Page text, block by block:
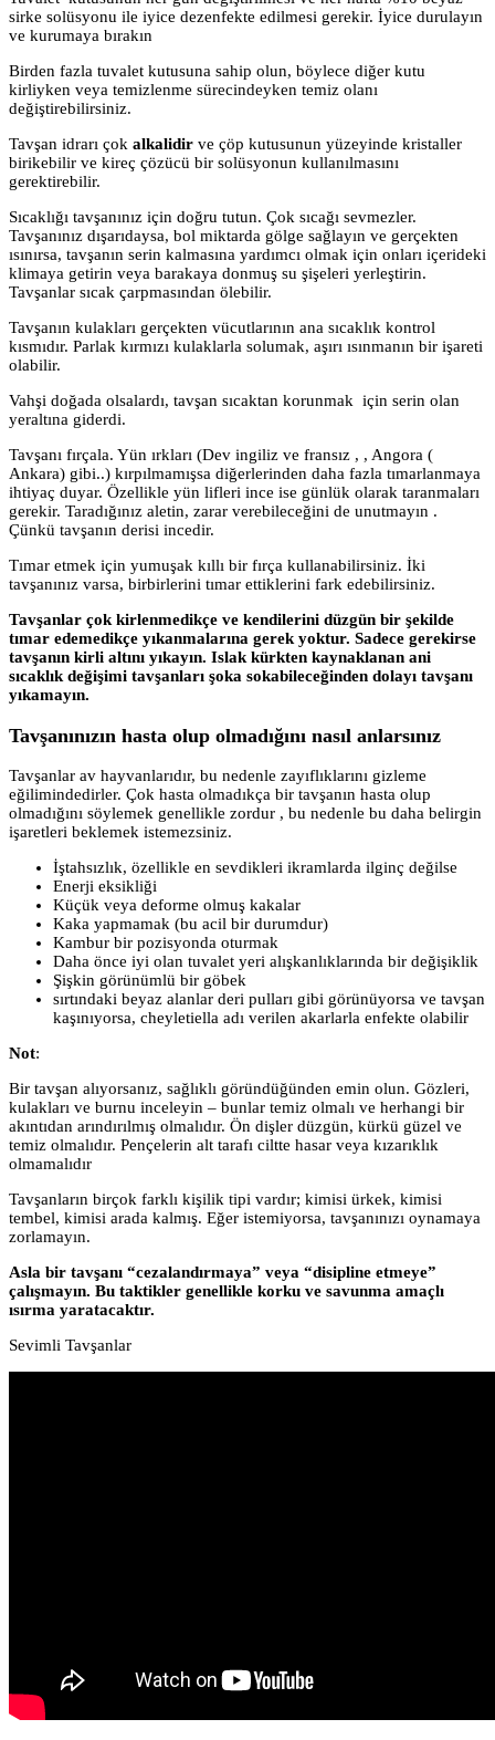
sirke solüsyonu ile iyice dezenfekte edilmesi gerekir. İyice durulayın
ve kurumaya bırakın
Birden fazla tuvalet kutusuna sahip olun, böylece diğer kutu
kirliyken veya temizlenme sürecindeyken temiz olanı
değiştirebilirsiniz.
Tavşan idrarı çok alkalidir ve çöp kutusunun yüzeyinde kristaller
birikebilir ve kireç çözücü bir solüsyonun kullanılmasını
gerektirebilir.
Sıcaklığı tavşanınız için doğru tutun. Çok sıcağı sevmezler.
Tavşanınız dışarıdaysa, bol miktarda gölge sağlayın ve gerçekten
ısınırsa, tavşanın serin kalmasına yardımcı olmak için onları içerideki
klimaya getirin veya barakaya donmuş su şişeleri yerleştirin.
Tavşanlar sıcak çarpmasından ölebilir.
Tavşanın kulakları gerçekten vücutlarının ana sıcaklık kontrol
kısmıdır. Parlak kırmızı kulaklarla solumak, aşırı ısınmanın bir işareti
olabilir.
Vahşi doğada olsalardı, tavşan sıcaktan korunmak için serin olan
yeraltına giderdi.
Tavşanı fırçala. Yün ırkları (Dev ingiliz ve fransız , , Angora (
Ankara) gibi..) kırpılmamışsa diğerlerinden daha fazla tımarlanmaya
ihtiyaç duyar. Özellikle yün lifleri ince ise günlük olarak taranmaları
gerekir. Taradığınız aletin, zarar verebileceğini de unutmayın .
Çünkü tavşanın derisi incedir.
Tımar etmek için yumuşak kıllı bir fırça kullanabilirsiniz. İki
tavşanınız varsa, birbirlerini tımar ettiklerini fark edebilirsiniz.
Tavşanlar çok kirlenmedikçe ve kendilerini düzgün bir şekilde
tımar edemedikçe yıkanmalarına gerek yoktur. Sadece gerekirse
tavşanın kirli altını yıkayın. Islak kürkten kaynaklanan ani
sıcaklık değişimi tavşanları şoka sokabileceğinden dolayı tavşanı
yıkamayın.
Tavşanınızın hasta olup olmadığını nasıl anlarsınız
Tavşanlar av hayvanlarıdır, bu nedenle zayıflıklarını gizleme
eğilimindedirler. Çok hasta olmadıkça bir tavşanın hasta olup
olmadığını söylemek genellikle zordur , bu nedenle bu daha belirgin
işaretleri beklemek istemezsiniz.
İştahsızlık, özellikle en sevdikleri ikramlarda ilginç değilse
Enerji eksikliği
Küçük veya deforme olmuş kakalar
Kaka yapmamak (bu acil bir durumdur)
Kambur bir pozisyonda oturmak
Daha önce iyi olan tuvalet yeri alışkanlıklarında bir değişiklik
Şişkin görünümlü bir göbek
sırtındaki beyaz alanlar deri pulları gibi görünüyorsa ve tavşan
kaşınıyorsa, cheyletiella adı verilen akarlarla enfekte olabilir
Not:
Bir tavşan alıyorsanız, sağlıklı göründüğünden emin olun. Gözleri,
kulakları ve burnu inceleyin – bunlar temiz olmalı ve herhangi bir
akıntıdan arındırılmış olmalıdır. Ön dişler düzgün, kürkü güzel ve
temiz olmalıdır. Pençelerin alt tarafı ciltte hasar veya kızarıklık
olmamalıdır
Tavşanların birçok farklı kişilik tipi vardır; kimisi ürkek, kimisi
tembel, kimisi arada kalmış. Eğer istemiyorsa, tavşanınızı oynamaya
zorlamayın.
Asla bir tavşanı “cezalandırmaya” veya “disipline etmeye”
çalışmayın. Bu taktikler genellikle korku ve savunma amaçlı
ısırma yaratacaktır.
Sevimli Tavşanlar